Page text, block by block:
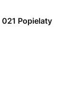
021 Popielaty